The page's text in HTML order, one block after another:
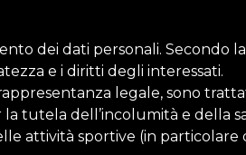
dei dati personali. Secondo
e i diritti degli interessati.
legale, sono
tutela dell’incolumità e della
attività sportive (in particolare